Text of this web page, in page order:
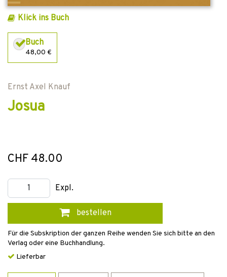
Klick ins Buch
Buch
48,00 €
Ernst Axel Knauf
Josua
CHF 48.00
Expl.
bestellen
Für die Subskription der ganzen Reihe wenden Sie sich bitte an den
Verlag oder eine Buchhandlung.
Lieferbar